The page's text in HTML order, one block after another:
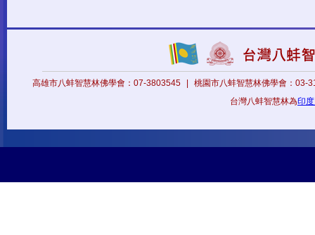
高雄市八蚌智慧林佛學會：07-3803545
桃園市八蚌智慧林佛學會：03-
台灣八蚌智慧林為印